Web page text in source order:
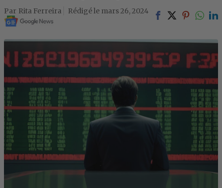
Rita Ferreira mars 26, 2024